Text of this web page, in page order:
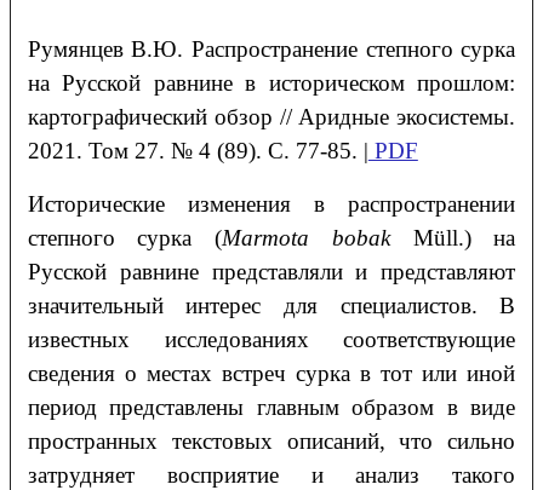
Румянцев В.Ю. Распространение степного сурка
на Русской равнине в историческом прошлом:
картографический обзор // Аридные экосистемы.
2021. Том 27. № 4 (89). С. 77-85. | PDF
Исторические изменения в распространении
степного сурка (Marmota bobakMüll.) на
Русской равнине представляли и представляют
значительный интерес для специалистов. В
известных исследованиях соответствующие
сведения о местах встреч сурка в тот или иной
период представлены главным образом в виде
пространных текстовых описаний, что сильно
затрудняет восприятие и анализ такого